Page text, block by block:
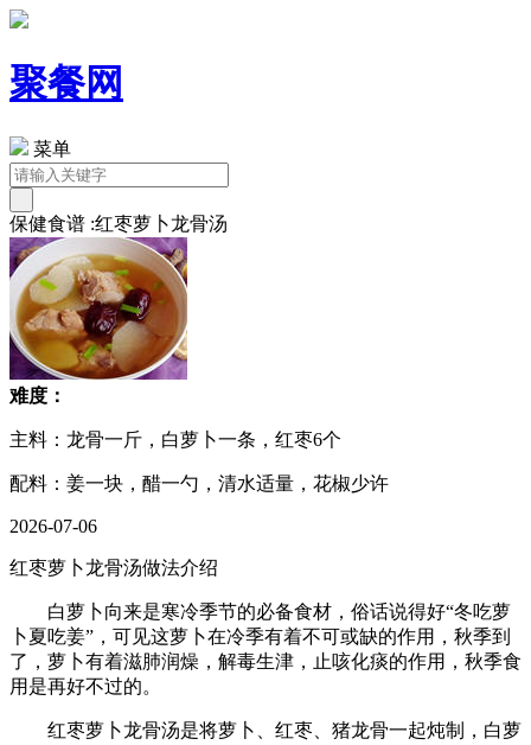
聚餐网
菜单
保健食谱 :红枣萝卜龙骨汤
难度：
主料：龙骨一斤，白萝卜一条，红枣6个
配料：姜一块，醋一勺，清水适量，花椒少许
2026-07-06
红枣萝卜龙骨汤做法介绍
白萝卜向来是寒冷季节的必备食材，俗话说得好“冬吃萝
卜夏吃姜”，可见这萝卜在冷季有着不可或缺的作用，秋季到
了，萝卜有着滋肺润燥，解毒生津，止咳化痰的作用，秋季食
用是再好不过的。
红枣萝卜龙骨汤是将萝卜、红枣、猪龙骨一起炖制，白萝